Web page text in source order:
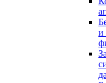
и